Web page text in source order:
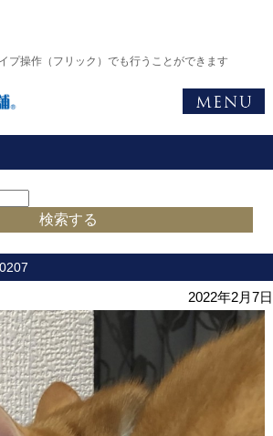
プ操作（フリック）でも行うことができます
2022年2月7日